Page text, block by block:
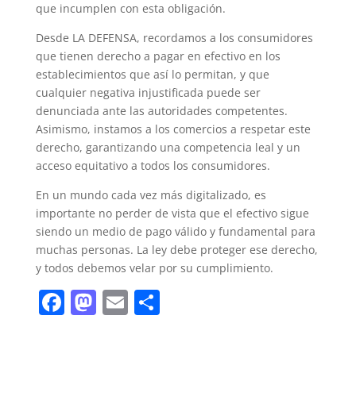
que incumplen con esta obligación.
Desde LA DEFENSA, recordamos a los consumidores
que tienen derecho a pagar en efectivo en los
establecimientos que así lo permitan, y que
cualquier negativa injustificada puede ser
denunciada ante las autoridades competentes.
Asimismo, instamos a los comercios a respetar este
derecho, garantizando una competencia leal y un
acceso equitativo a todos los consumidores.
En un mundo cada vez más digitalizado, es
importante no perder de vista que el efectivo sigue
siendo un medio de pago válido y fundamental para
muchas personas. La ley debe proteger ese derecho,
y todos debemos velar por su cumplimiento.
F M E C